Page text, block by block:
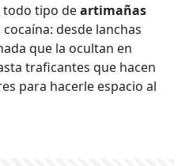
todo tipo deartimañas
desde lanchas
que la ocultan en
traficantes que hacen
para hacerle espacio al